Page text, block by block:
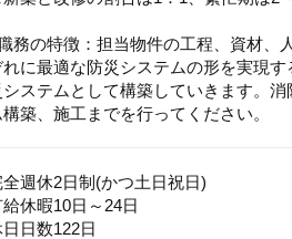
務の特徴：担当物件の工程、資材、
れに最適な防災システムの形を実現
システムとして構築していきます。
構築、施工までを行ってください。
全週休2日制(かつ土日祝日)
休暇10日～24日
日数122日